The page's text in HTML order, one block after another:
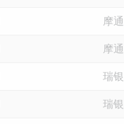
摩通
摩通
瑞银
瑞银